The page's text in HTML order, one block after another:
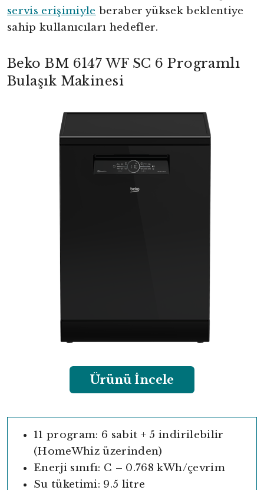
servis erişimiyle beraber yüksek beklentiye
sahip kullanıcıları hedefler.
Beko BM 6147 WF SC 6 Programlı
Bulaşık Makinesi
Ürünü İncele
11 program: 6 sabit + 5 indirilebilir
(HomeWhiz üzerinden)
Enerji sınıfı: C – 0.768 kWh/çevrim
Su tüketimi: 9.5 litre